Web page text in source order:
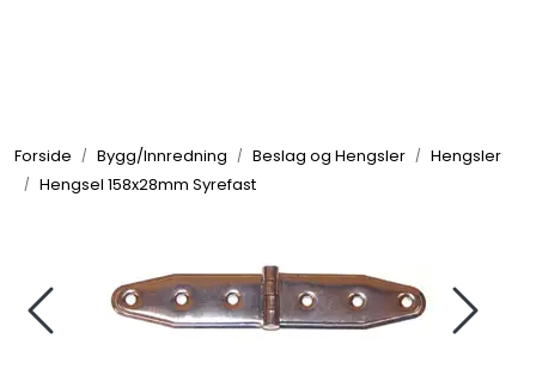
Forside Bygg/Innredning Beslag og Hengsler
Hengsler
Hengsel 158x28mm Syrefast
Elektrisk
Komfort